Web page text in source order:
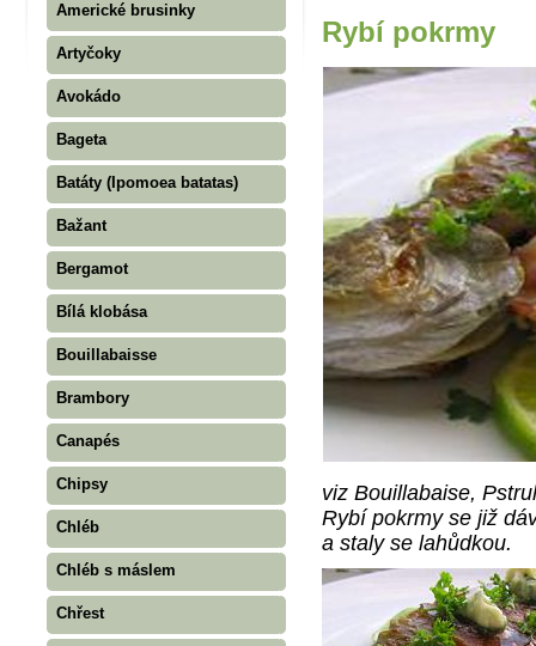
Americké brusinky
Artyčoky
Avokádo
Bageta
Batáty (Ipomoea batatas)
Bažant
Bergamot
Bílá klobása
Bouillabaisse
Brambory
Canapés
Chipsy
Chléb
Chléb s máslem
Chřest
Rybí pokrmy
viz Bouillabaise,
Rybí pokrmy se již
a staly se lahůdkou.